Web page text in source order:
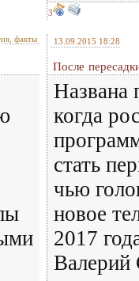
3
факты 13.09.2015 18:28
После
Названа
когда
стать
чью
новое
2017
Валерий